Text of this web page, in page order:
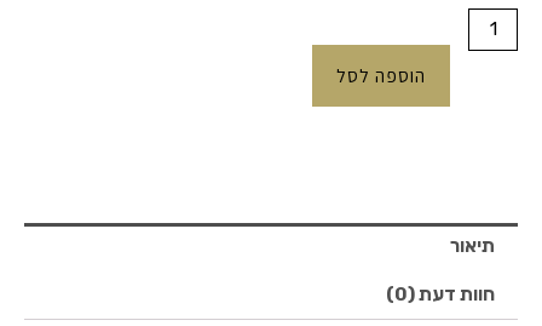
בית
הוספה לסל
תיאור
חוות דעת (0)